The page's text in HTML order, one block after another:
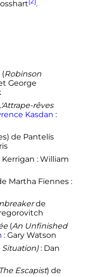
.
(Robinson
George
rêves
Kasdan :
de Pantelís
: William
Martha Fiennes :
de
(An Unfinished
: Gary Watson
Situation) : Dan
Escapist) de